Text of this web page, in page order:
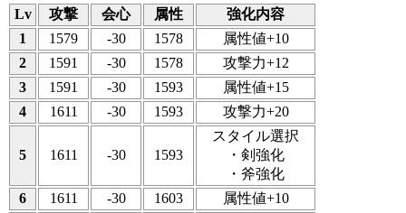
Lv 攻撃 会心 属性
強化内容
1
1579 -30 1578
属性値+10
2
1591 -30 1578
攻撃力+12
3
1591 -30 1593
属性値+15
4
1611 -30 1593 攻撃力+20
5 1611 -30 1593
スタイル選択
・剣強化
・斧強化
6
1611 -30 1603
属性値+10